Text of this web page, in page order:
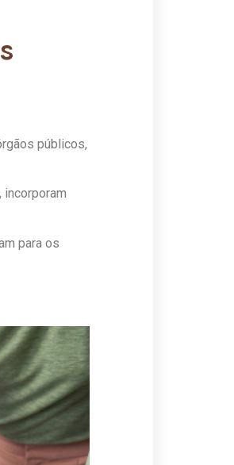
públicos,
para os